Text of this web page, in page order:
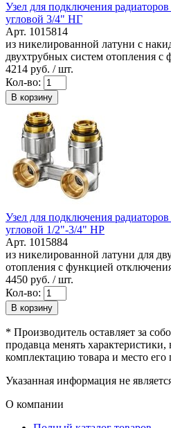
Узел для подключения
угловой 3/4" НГ
Арт. 1015814
из никелированной латуни с
двухтрубных систем отопления с
4214 руб. / шт.
Кол-во:
В корзину
Узел для подключения
угловой 1/2"-3/4" HP
Арт. 1015884
из никелированной латуни для
отопления с функцией
4450 руб. / шт.
Кол-во:
В корзину
* Производитель оставляет за
продавца менять
комплектацию товара и место его
Указанная информация не
О компании